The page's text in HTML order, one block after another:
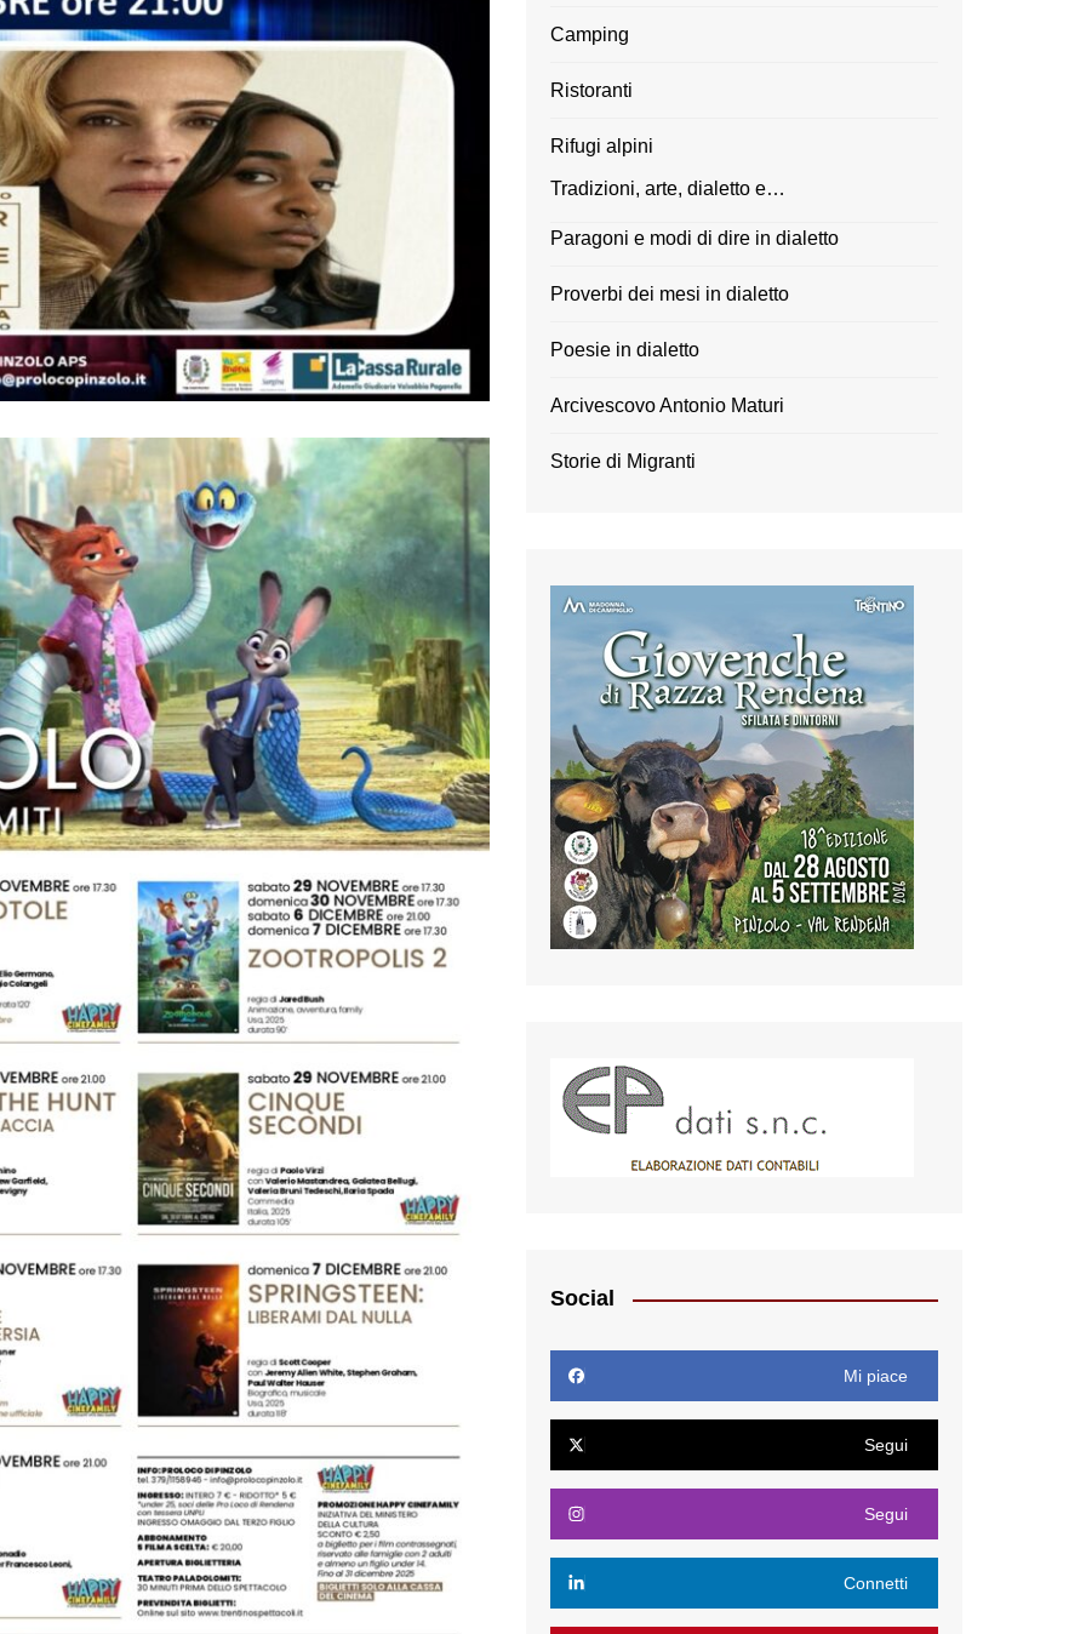
Camping
Ristoranti
Rifugi alpini
Tradizioni, arte, dialetto e…
Paragoni e modi di dire in dialetto
Proverbi dei mesi in dialetto
Poesie in dialetto
Arcivescovo Antonio Maturi
Storie di Migranti
Social
Mi piace
Segui
Segui
Connetti